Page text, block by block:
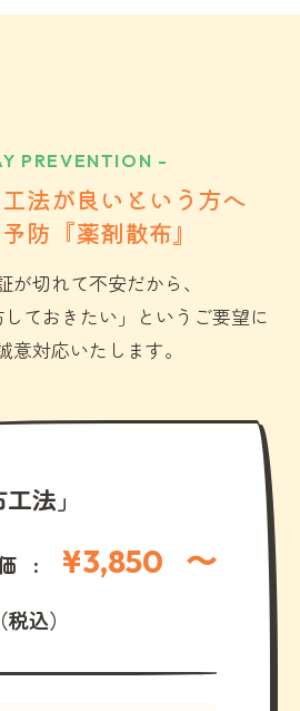
PREVENTION -
法が良いという方へ
防『薬剤散布』
が切れて不安だから、
ておきたい」 というご要望に
意対応いたします。
法」
: ¥3,850 〜
（税込）